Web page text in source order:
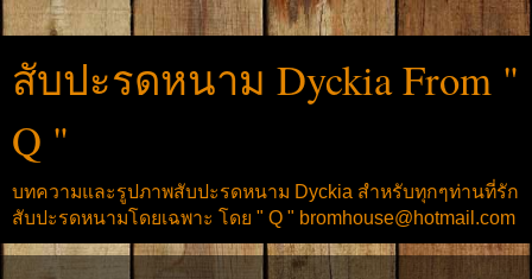
สับปะรดหนาม Dyckia From "
Q "
บทความและรูปภาพสับปะรดหนาม Dyckia สำหรับทุกๆท่านที่รัก
สับปะรดหนามโดยเฉพาะ โดย " Q " bromhouse@hotmail.com